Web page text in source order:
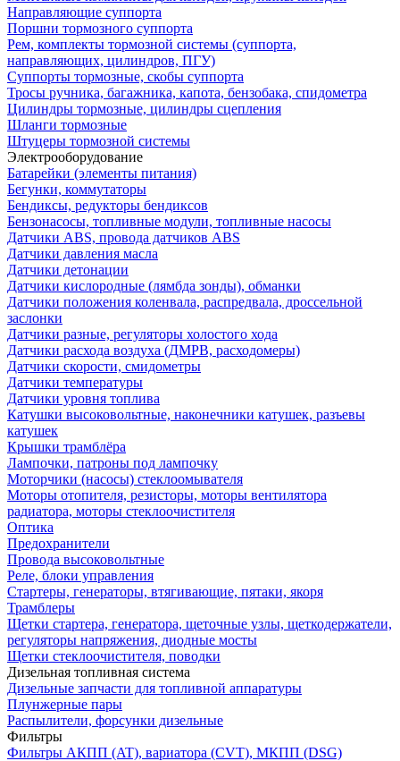
Направляющие суппорта
Поршни тормозного суппорта
Рем, комплекты тормозной системы (суппорта,
направляющих, цилиндров, ПГУ)
Суппорты тормозные, скобы суппорта
Тросы ручника, багажника, капота, бензобака, спидометра
Цилиндры тормозные, цилиндры сцепления
Шланги тормозные
Штуцеры тормозной системы
Электрооборудование
Батарейки (элементы питания)
Бегунки, коммутаторы
Бендиксы, редукторы бендиксов
Бензонасосы, топливные модули, топливные насосы
Датчики ABS, провода датчиков ABS
Датчики давления масла
Датчики детонации
Датчики кислородные (лямбда зонды), обманки
Датчики положения коленвала, распредвала, дроссельной
заслонки
Датчики разные, регуляторы холостого хода
Датчики расхода воздуха (ДМРВ, расходомеры)
Датчики скорости, смидометры
Датчики температуры
Датчики уровня топлива
Катушки высоковольтные, наконечники катушек, разъевы
катушек
Крышки трамблёра
Лампочки, патроны под лампочку
Моторчики (насосы) стеклоомывателя
Моторы отопителя, резисторы, моторы вентилятора
радиатора, моторы стеклоочистителя
Оптика
Предохранители
Провода высоковольтные
Реле, блоки управления
Стартеры, генераторы, втягивающие, пятаки, якоря
Трамблеры
Щетки стартера, генератора, щеточные узлы, щеткодержатели,
регуляторы напряжения, диодные мосты
Щетки стеклоочистителя, поводки
Дизельная топливная система
Дизельные запчасти для топливной аппаратуры
Плунжерные пары
Распылители, форсунки дизельные
Фильтры
Фильтры АКПП (AT), вариатора (CVT), МКПП (DSG)